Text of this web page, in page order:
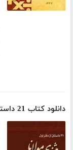
دانلود کتاب 21 داستان از دفتر اول مثنوی مولانا